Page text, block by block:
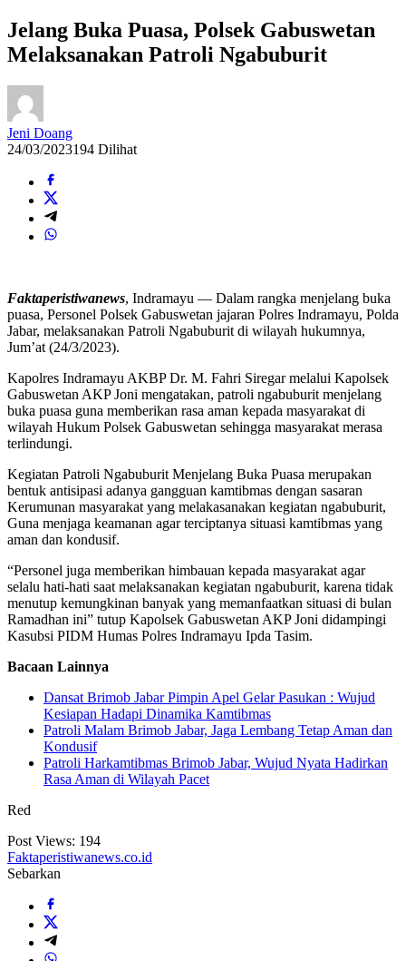
Jelang Buka Puasa, Polsek Gabuswetan
Melaksanakan Patroli Ngabuburit
Jeni Doang
24/03/2023194 Dilihat
Faktaperistiwanews, Indramayu — Dalam rangka menjelang buka
puasa, Personel Polsek Gabuswetan jajaran Polres Indramayu, Polda
Jabar, melaksanakan Patroli Ngabuburit di wilayah hukumnya,
Jum’at (24/3/2023).
Kapolres Indramayu AKBP Dr. M. Fahri Siregar melalui Kapolsek
Gabuswetan AKP Joni mengatakan, patroli ngabuburit menjelang
buka puasa guna memberikan rasa aman kepada masyarakat di
wilayah Hukum Polsek Gabuswetan sehingga masyarakat merasa
terlindungi.
Kegiatan Patroli Ngabuburit Menjelang Buka Puasa merupakan
bentuk antisipasi adanya gangguan kamtibmas dengan sasaran
Kerumunan masyarakat yang melakasanakan kegiatan ngabuburit,
Guna menjaga keamanan agar terciptanya situasi kamtibmas yang
aman dan kondusif.
“Personel juga memberikan himbauan kepada masyarakat agar
selalu hati-hati saat melaksanakan kegiatan ngabuburit, karena tidak
menutup kemungkinan banyak yang memanfaatkan situasi di bulan
Ramadhan ini” tutup Kapolsek Gabuswetan AKP Joni didampingi
Kasubsi PIDM Humas Polres Indramayu Ipda Tasim.
Bacaan Lainnya
Dansat Brimob Jabar Pimpin Apel Gelar Pasukan : Wujud
Kesiapan Hadapi Dinamika Kamtibmas
Patroli Malam Brimob Jabar, Jaga Lembang Tetap Aman dan
Kondusif
Patroli Harkamtibmas Brimob Jabar, Wujud Nyata Hadirkan
Rasa Aman di Wilayah Pacet
Red
Post Views: 194
Faktaperistiwanews.co.id
Sebarkan